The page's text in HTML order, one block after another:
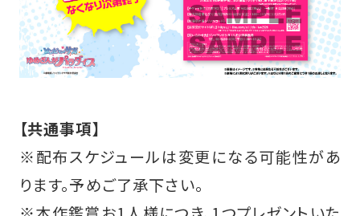
【共通事項】
※配布スケジュールは変更になる可能性があ
ります。予めご了承下さい。